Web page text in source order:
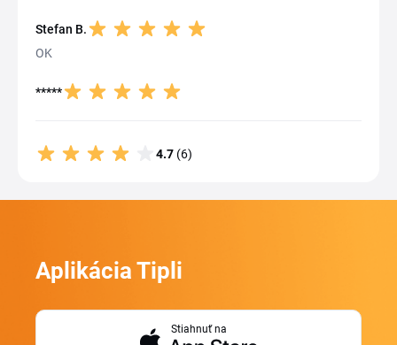
Stefan B.
OK
*****
4.7 (6)
Aplikácia Tipli
Stiahnuť na